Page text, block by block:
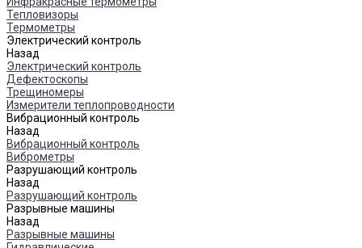
Тепловизоры
Термометры
Электрический контроль
Назад
Электрический контроль
Дефектоскопы
Трещиномеры
Измерители теплопроводности
Вибрационный контроль
Назад
Вибрационный контроль
Виброметры
Разрушающий контроль
Назад
Разрушающий контроль
Разрывные машины
Назад
Разрывные машины